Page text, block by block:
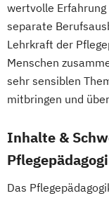
wertvolle
separate
Lehrkraft der
Menschen
sehr sensiblen
mitbringen und
Inhalte &
Das